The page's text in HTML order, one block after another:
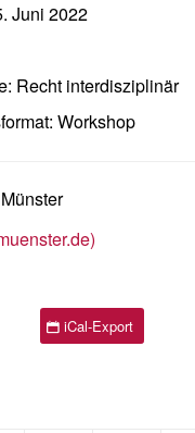
Juni 2022
Recht interdisziplinär
Workshop
iCal-Export